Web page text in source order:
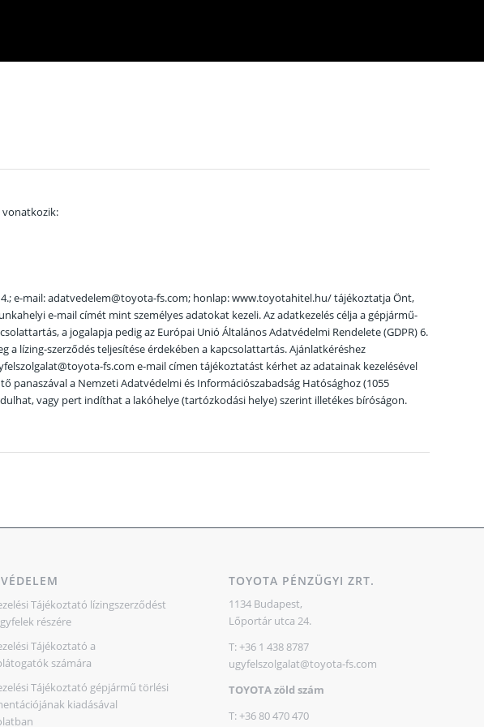
e-mail: adatvedelem@toyota-fs.com; honlap: www.toyotahitel.hu/ tájékoztatja Önt,
e-mail címét mint személyes adatokat kezeli. Az adatkezelés célja a gépjármű-
a jogalapja pedig az Európai Unió Általános Adatvédelmi Rendelete (GDPR) 6.
a lízing-szerződés teljesítése érdekében a kapcsolattartás. Ajánlatkéréshez
fs.com e-mail címen tájékoztatást kérhet az adatainak kezelésével
panaszával a Nemzeti Adatvédelmi és Információszabadság Hatósághoz (1055
vagy pert indíthat a lakóhelye (tartózkodási helye) szerint illetékes bíróságon.
Tájékoztató lízingszerződést
részére
Tájékoztató a
számára
Tájékoztató gépjármű törlési
kiadásával
TOYOTA PÉNZÜGYI ZRT.
1134 Budapest,
Lőportár utca 24.
T: +36 1 438 8787
ugyfelszolgalat@toyota-fs.com
TOYOTA zöld szám
T: +36 80 470 470